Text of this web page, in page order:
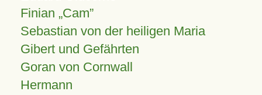
Finian Cam
Sebastian von der heiligen Maria
Gibert und Gefährten
Goran von Cornwall
Hermann